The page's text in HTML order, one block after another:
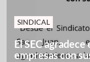
SINDICAL
El SEC
empresas con